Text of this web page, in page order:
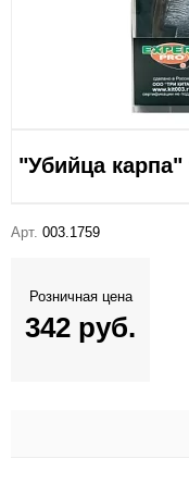
"Убийца карпа"
Арт. 003.1759
Розничная цена
342 руб.